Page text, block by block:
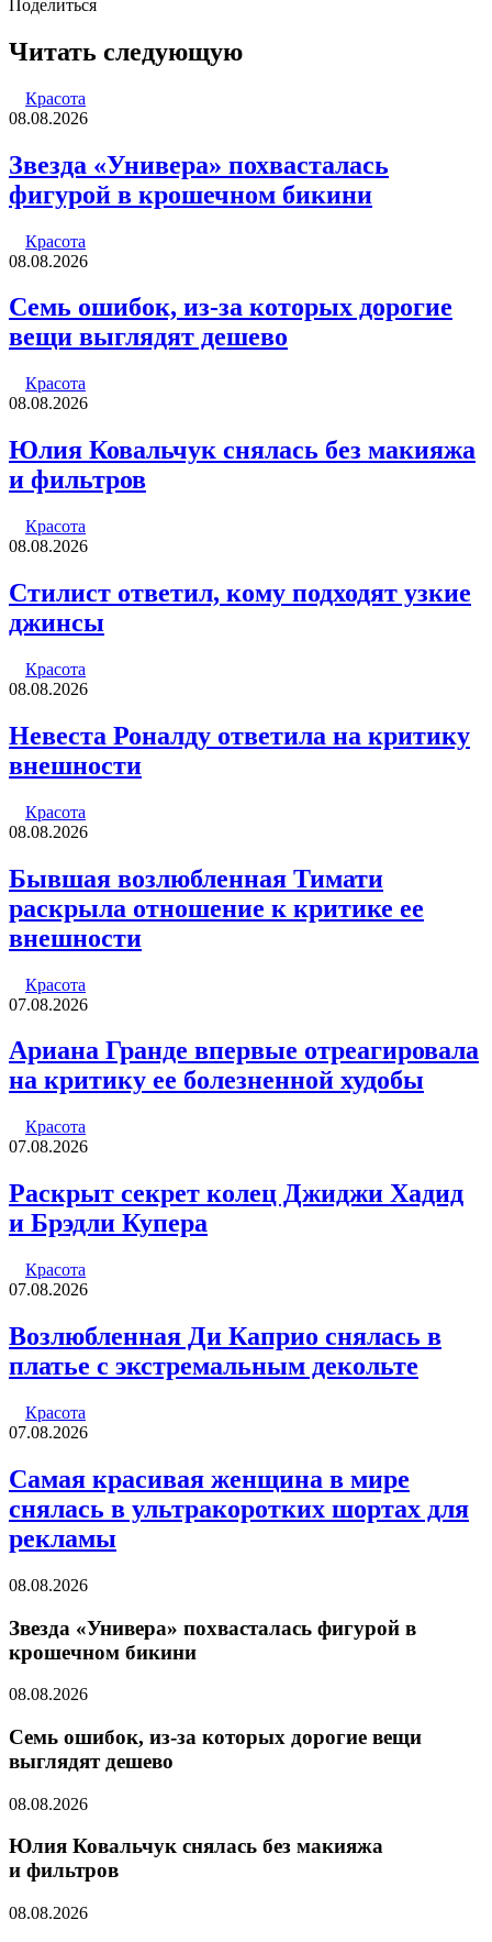
Поделиться
через
электронную
Читать следующую
Красота
08.08.2026
Звезда «Универа» похвасталась
фигурой в крошечном бикини
Красота
08.08.2026
Семь ошибок, из-за которых дорогие
вещи выглядят дешево
Красота
08.08.2026
Юлия Ковальчук снялась без макияжа
и фильтров
Красота
08.08.2026
Стилист ответил, кому подходят узкие
джинсы
Красота
08.08.2026
Невеста Роналду ответила на критику
внешности
Красота
08.08.2026
Бывшая возлюбленная Тимати
раскрыла отношение к критике ее
внешности
Красота
07.08.2026
Ариана Гранде впервые отреагировала
на критику ее болезненной худобы
Красота
07.08.2026
Раскрыт секрет колец Джиджи Хадид
и Брэдли Купера
Красота
07.08.2026
Возлюбленная Ди Каприо снялась в
платье с экстремальным декольте
Красота
07.08.2026
Самая красивая женщина в мире
снялась в ультракоротких шортах для
рекламы
08.08.2026
Звезда «Универа» похвасталась фигурой в
крошечном бикини
08.08.2026
Семь ошибок, из-за которых дорогие вещи
выглядят дешево
08.08.2026
Юлия Ковальчук снялась без макияжа
и фильтров
08.08.2026